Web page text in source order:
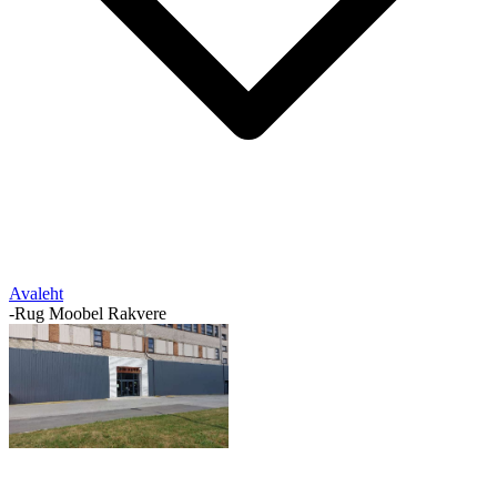
Avaleht
-Rug Moobel Rakvere